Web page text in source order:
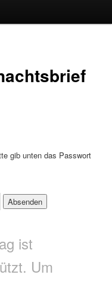
gib unten das Passwort
ist
Um